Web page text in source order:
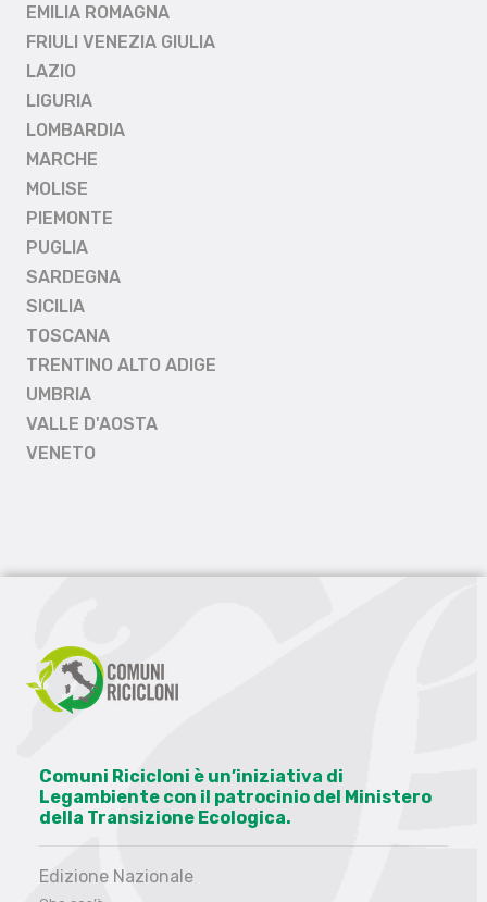
EMILIA ROMAGNA
FRIULI VENEZIA GIULIA
LAZIO
LIGURIA
LOMBARDIA
MARCHE
MOLISE
PIEMONTE
PUGLIA
SARDEGNA
SICILIA
TOSCANA
TRENTINO ALTO ADIGE
UMBRIA
VALLE D'AOSTA
VENETO
Comuni Ricicloni è un’iniziativa di
Legambiente con il patrocinio del Ministero
della Transizione Ecologica.
Edizione Nazionale